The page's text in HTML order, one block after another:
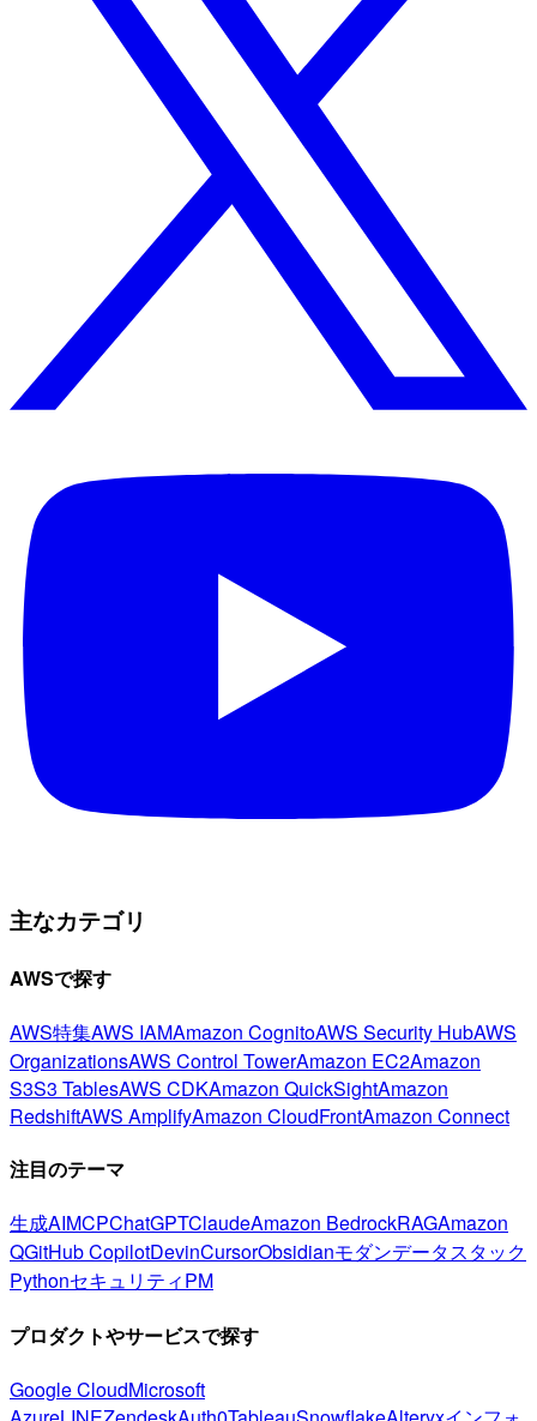
主なカテゴリ
AWSで探す
AWS特集AWS IAMAmazon CognitoAWS Security HubAWS
OrganizationsAWS Control TowerAmazon EC2Amazon
S3S3 TablesAWS CDKAmazon QuickSightAmazon
RedshiftAWS AmplifyAmazon CloudFrontAmazon Connect
注目のテーマ
生成AIMCPChatGPTClaudeAmazon BedrockRAGAmazon
QGitHub CopilotDevinCursorObsidianモダンデータスタック
PythonセキュリティPM
プロダクトやサービスで探す
Google CloudMicrosoft